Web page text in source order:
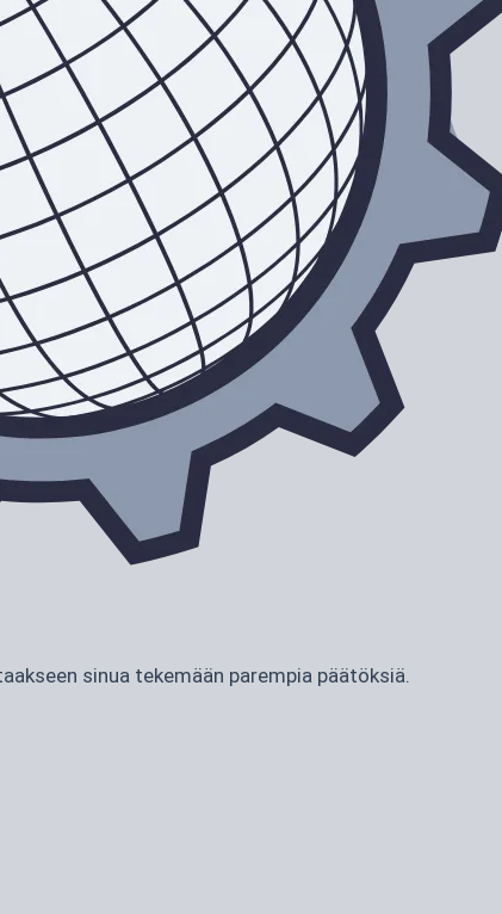
sinua tekemään parempia päätöksiä.